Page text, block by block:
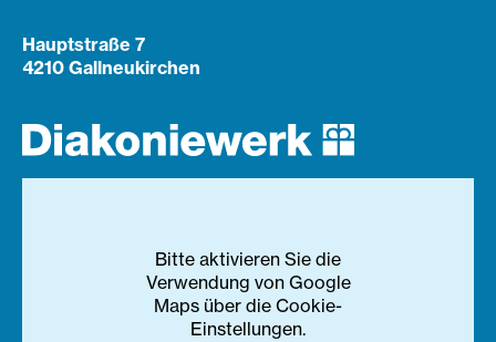
Hauptstraße 7
4210 Gallneukirchen
Bitte aktivieren Sie die
Verwendung von Google
Maps über die Cookie-
Einstellungen.